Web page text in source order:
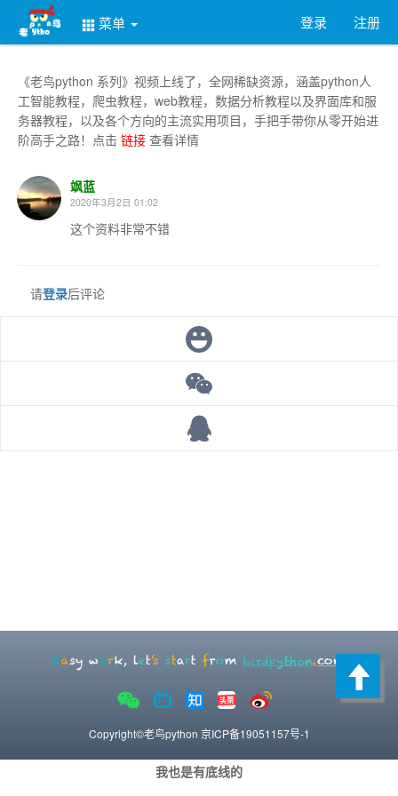
菜单 登录 注册
《老鸟python 系列》视频上线了，全网稀缺资源，涵盖python人
工智能教程，爬虫教程，web教程，数据分析教程以及界面库和服
务器教程，以及各个方向的主流实用项目，手把手带你从零开始进
阶高手之路！点击 链接 查看详情
飒蓝
2020年3月2日 01:02
这个资料非常不错
请登录后评论
Copyright©老鸟python 京ICP备19051157号-1
我也是有底线的